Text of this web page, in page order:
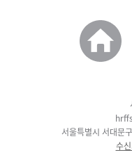
서울특별시 서대문
수